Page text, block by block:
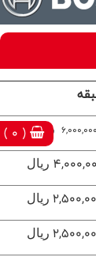
( 0 ) 6,000,000 ریال
ریال
ریال
ریال